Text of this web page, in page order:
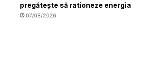
pregătește să rationeze energia
07/08/2026